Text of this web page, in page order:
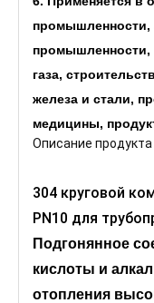
промышленности,
промышленности,
газа,
железа и стали,
медицины,
Описание продукта
304 круговой
PN10 для
Подгонянное
кислоты и
отопления